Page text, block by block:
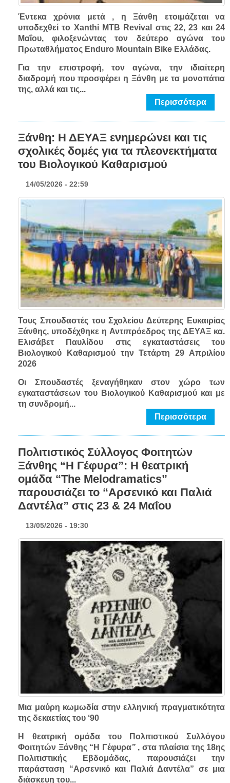
Έντεκα χρόνια μετά , η Ξάνθη ετοιμάζεται να
υποδεχθεί το Xanthi MTB Revival στις 22, 23 και 24
Μαΐου, φιλοξενώντας τον δεύτερο αγώνα του
Πρωταθλήματος Enduro Mountain Bike Ελλάδας.
Για την επιστροφή, τον αγώνα, την ιδιαίτερη
διαδρομή που προσφέρει η Ξάνθη με τα μονοπάτια
της, αλλά και τις...
Περισσότερα
Ξάνθη: Η ΔΕΥΑΞ ενημερώνει και τις
σχολικές δομές για τα πλεονεκτήματα
του Βιολογικού Καθαρισμού
14/05/2026 - 22:59
Τους Σπουδαστές του Σχολείου Δεύτερης Ευκαιρίας
Ξάνθης, υποδέχθηκε η Αντιπρόεδρος της ΔΕΥΑΞ κα.
Ελισάβετ Παυλίδου στις εγκαταστάσεις του
Βιολογικού Καθαρισμού την Τετάρτη 29 Απριλίου
2026
Οι Σπουδαστές ξεναγήθηκαν στον χώρο των
εγκαταστάσεων του Βιολογικού Καθαρισμού και με
τη συνδρομή...
Περισσότερα
Πολιτιστικός Σύλλογος Φοιτητών
Ξάνθης “Η Γέφυρα”: Η θεατρική
ομάδα “The Melodramatics”
παρουσιάζει το “Αρσενικό και Παλιά
Δαντέλα” στις 23 & 24 Μαΐου
13/05/2026 - 19:30
Μια μαύρη κωμωδία στην ελληνική πραγματικότητα
της δεκαετίας του ‘90
Η θεατρική ομάδα του Πολιτιστικού Συλλόγου
Φοιτητών Ξάνθης “Η Γέφυρα” , στα πλαίσια της 18ης
Πολιτιστικής Εβδομάδας, παρουσιάζει την
παράσταση “Αρσενικό και Παλιά Δαντέλα” σε μια
διάσκευη του...